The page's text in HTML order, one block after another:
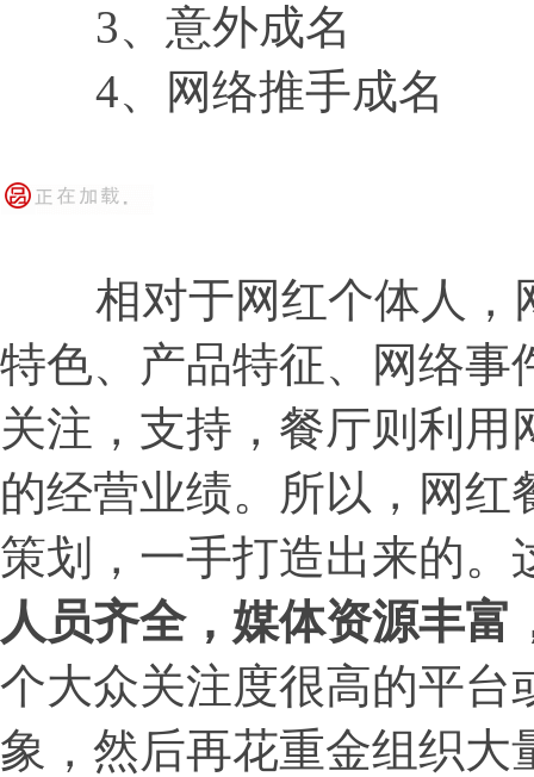
3、意外成名
4、网络推手成名
相对于网红个体人，
特色、产品特征、网络事
关注，支持，餐厅则利
的经营业绩。所以，网
策划，一手打造出来的。
人员齐全，媒体资源丰富
个大众关注度很高的平台
象，然后再花重金组织大